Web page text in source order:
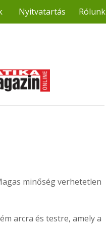
Nyitvatartás Rólunk
minőség verhetetlen
arcra és testre, amely a